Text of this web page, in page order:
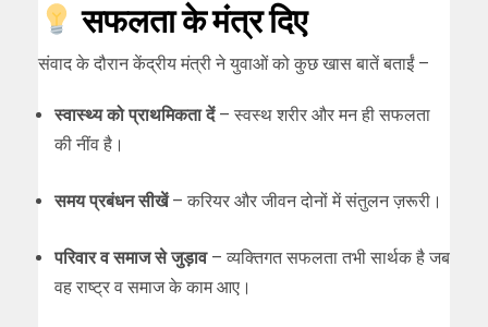
सफलता के मंत्र दिए
संवाद के दौरान केंद्रीय मंत्री ने युवाओं को कुछ खास बातें बताईं –
स्वास्थ्य को प्राथमिकता दें– स्वस्थ शरीर और मन ही सफलता
की नींव है।
समय प्रबंधन सीखें– करियर और जीवन दोनों में संतुलन ज़रूरी।
परिवार व समाज से जुड़ाव– व्यक्तिगत सफलता तभी सार्थक है जब
वह राष्ट्र व समाज के काम आए।